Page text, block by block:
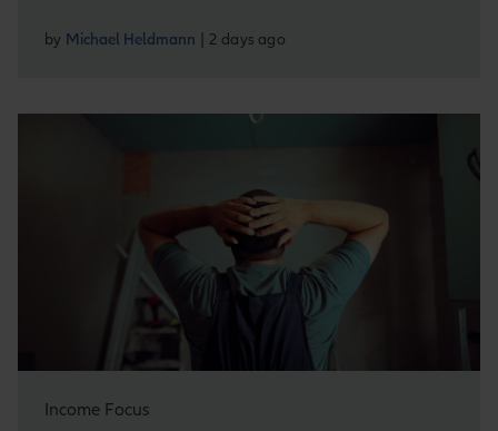
by Michael Heldmann | 2 days ago
Income Focus